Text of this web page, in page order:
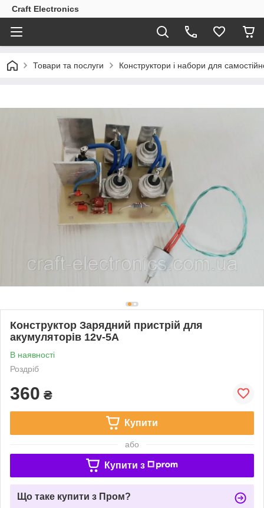
Craft Electronics
Товари та послуги Конструктори і набори для
Конструктор Зарядний пристрій для
акумуляторів 12v-5A
В наявності
Роздріб
360 ₴
Купити
або
Купити з
Що таке купити з Пром?